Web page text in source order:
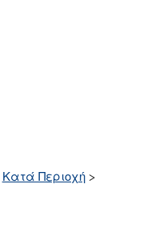
Κατά Περιοχή>